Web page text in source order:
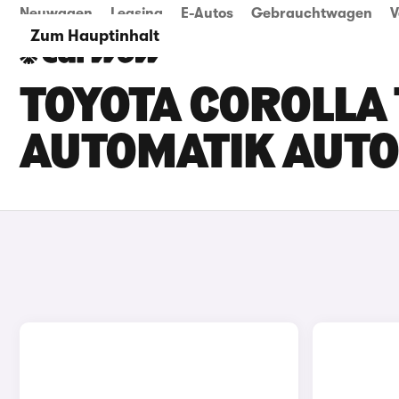
Zum Hauptinhalt
Neuwagen Leasing E-Autos Gebrauchtwagen
TOYOTA
AUTOMATIK